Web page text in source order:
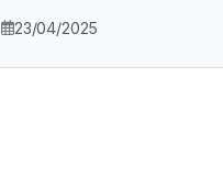
23/04/2025